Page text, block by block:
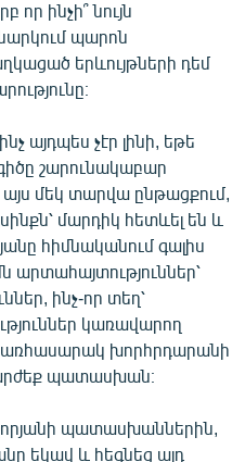
որ ինչի՞ նույն
պարոն
երևույթների դեմ
այդպես չէր լինի, եթե
շարունակաբար
այս մեկ տարվա ընթացքում,
մարդիկ հետևել են և
հիմնականում գալիս
արտահայտություններ՝
ինչ-որ տեղ՝
կառավարող
առհասարակ խորհրդարանի
պատասխան։
պատասխաններին,
եկավ և հեգնեց այդ